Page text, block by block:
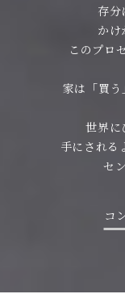
存分
かけ
このプロ
家は「買う
世界に
手にされる
セ
コ